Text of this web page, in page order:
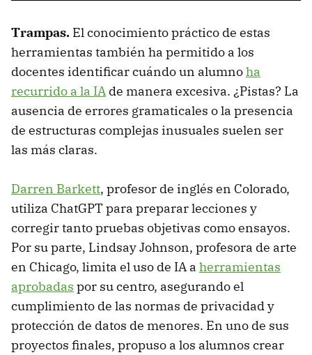
Trampas. El conocimiento práctico de estas
herramientas también ha permitido a los
docentes identificar cuándo un alumnoha
recurrido a la IA de manera excesiva. ¿Pistas? La
ausencia de errores gramaticales o la presencia
de estructuras complejas inusuales suelen ser
las más claras.
Darren Barkett, profesor de inglés en Colorado,
utiliza ChatGPT para preparar lecciones y
corregir tanto pruebas objetivas como ensayos.
Por su parte, Lindsay Johnson, profesora de arte
en Chicago, limita el uso de IA a herramientas
aprobadas por su centro, asegurando el
cumplimiento de las normas de privacidad y
protección de datos de menores. En uno de sus
proyectos finales, propuso a los alumnos crear